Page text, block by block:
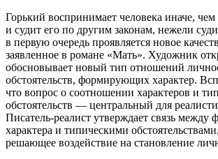
Горький воспринимает человека иначе,
и судит его по другим законам, нежели
в первую очередь проявляется новое
заявленное в романе «Мать». Художник
обосновывает новый тип отношений
обстоятельств, формирующих характер.
что вопрос о соотношении характеров и
обстоятельств — центральный для
Писатель-реалист утверждает связь между
характера и типическими
решающее воздействие на становление